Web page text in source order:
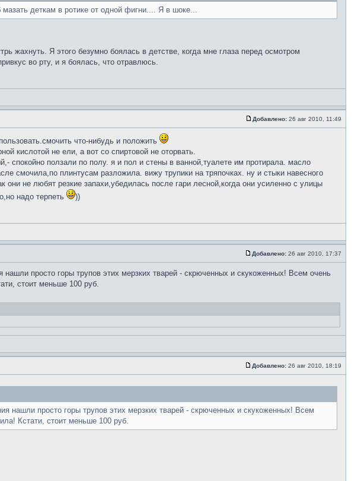
деткам в ротике от одной фигни.... Я в шоке...
жахнуть. Я этого безумно боялась в детстве, когда мне глаза перед осмотром
во рту, и я боялась, что отравлюсь.
Добавлено: 26 авг 2010, 11:49
что-нибудь и положить
кислотой не ели, а вот со спиртовой не оторвать.
спокойно ползали по полу. я и пол и стены в ванной,туалете им протирала. масло
смочила,по плинтусам разложила. вижу трупики на тряпочках. ну и стыки навесного
не любят резкие запахи,убедилась после гари лесной,когда они усиленно с улицы
надо терпеть
))
Добавлено: 26 авг 2010, 17:37
просто горы трупов этих мерзких тварей - скрюченных и скукоженных! Всем очень
стоит меньше 100 руб.
Добавлено: 26 авг 2010, 18:19
просто горы трупов этих мерзких тварей - скрюченных и скукоженных! Всем
Кстати, стоит меньше 100 руб.